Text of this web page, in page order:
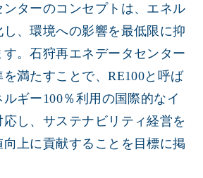
ターのコンセプトは、エネル
、環境への影響を最低限に抑
す。石狩再エネデータセンター
満たすことで、RE100と呼ば
ギー100％利用の国際的なイ
し、サステナビリティ経営を
上に貢献することを目標に掲